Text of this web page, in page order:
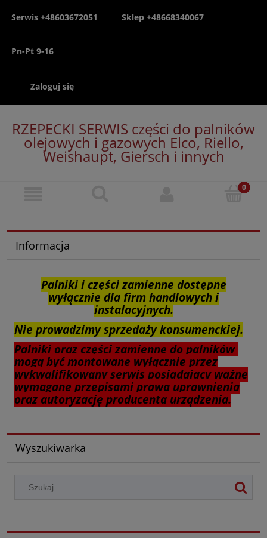
Serwis +48603672051 Sklep +48668340067
Pn-Pt 9-16
Zaloguj się
RZEPECKI SERWIS części do palników
olejowych i gazowych Elco, Riello,
Weishaupt, Giersch i innych
Informacja
Palniki i części zamienne dostępne
wyłącznie dla firm handlowych i
instalacyjnych.
Nie prowadzimy sprzedaży konsumenckiej.
Palniki oraz części zamienne do palników
mogą być montowane wyłącznie przez
wykwalifikowany serwis posiadający ważne
wymagane przepisami prawa uprawnienia
oraz autoryzację producenta urządzenia.
Wyszukiwarka